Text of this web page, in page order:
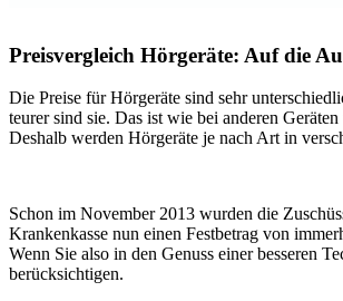
Preisvergleich Hörgeräte: Auf die
Die Preise für Hörgeräte sind sehr
teurer sind sie. Das ist wie bei anderen
Deshalb werden Hörgeräte je nach Art in
Schon im November 2013 wurden die
Krankenkasse nun einen Festbetrag von
Wenn Sie also in den Genuss einer besseren
berücksichtigen.